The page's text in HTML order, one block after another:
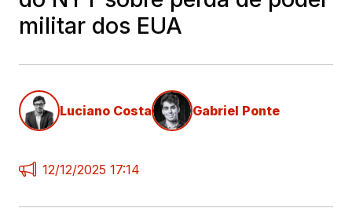
militar dos EUA
Luciano Costa Gabriel Ponte
12/12/2025 17:14